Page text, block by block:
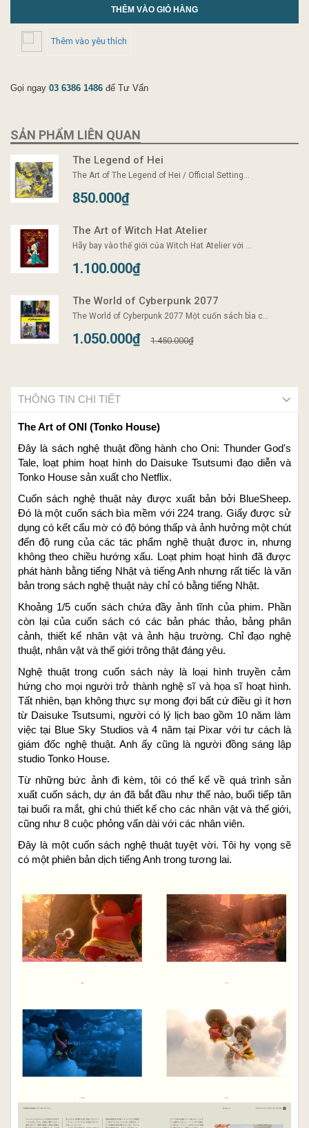
THÊM VÀO GIỎ HÀNG
Thêm vào yêu thích
Gọi ngay 03 6386 1486 để Tư Vấn
SẢN PHẨM LIÊN QUAN
The Legend of Hei
The Art of The Legend of Hei / Official Setting...
850.000₫
The Art of Witch Hat Atelier
Hãy bay vào thế giới của Witch Hat Atelier với ...
1.100.000₫
The World of Cyberpunk 2077
The World of Cyberpunk 2077 Một cuốn sách bìa c...
1.050.000₫ 1.450.000₫
THÔNG TIN CHI TIẾT
The Art of ONI (Tonko House)
Đây là sách nghệ thuật đồng hành cho Oni: Thunder God's
Tale, loạt phim hoạt hình do Daisuke Tsutsumi đạo diễn và
Tonko House sản xuất cho Netflix.
Cuốn sách nghệ thuật này được xuất bản bởi BlueSheep.
Đó là một cuốn sách bìa mềm với 224 trang. Giấy được sử
dụng có kết cấu mờ có độ bóng thấp và ảnh hưởng một chút
đến độ rung của các tác phẩm nghệ thuật được in, nhưng
không theo chiều hướng xấu. Loạt phim hoạt hình đã được
phát hành bằng tiếng Nhật và tiếng Anh nhưng rất tiếc là văn
bản trong sách nghệ thuật này chỉ có bằng tiếng Nhật.
Khoảng 1/5 cuốn sách chứa đầy ảnh tĩnh của phim. Phần
còn lại của cuốn sách có các bản phác thảo, bảng phân
cảnh, thiết kế nhân vật và ảnh hậu trường. Chỉ đạo nghệ
thuật, nhân vật và thế giới trông thật đáng yêu.
Nghệ thuật trong cuốn sách này là loại hình truyền cảm
hứng cho mọi người trở thành nghệ sĩ và họa sĩ hoạt hình.
Tất nhiên, bạn không thực sự mong đợi bất cứ điều gì ít hơn
từ Daisuke Tsutsumi, người có lý lịch bao gồm 10 năm làm
việc tại Blue Sky Studios và 4 năm tại Pixar với tư cách là
giám đốc nghệ thuật. Anh ấy cũng là người đồng sáng lập
studio Tonko House.
Từ những bức ảnh đi kèm, tôi có thể kể về quá trình sản
xuất cuốn sách, dự án đã bắt đầu như thế nào, buổi tiếp tân
tại buổi ra mắt, ghi chú thiết kế cho các nhân vật và thế giới,
cũng như 8 cuộc phỏng vấn dài với các nhân viên.
Đây là một cuốn sách nghệ thuật tuyệt vời. Tôi hy vọng sẽ
có một phiên bản dịch tiếng Anh trong tương lai.